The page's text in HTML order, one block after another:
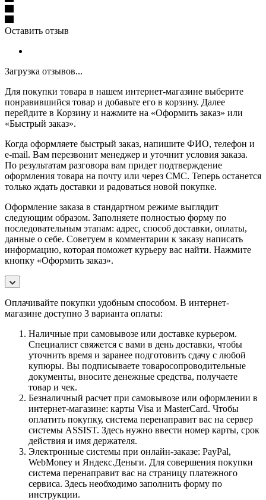
Оставить отзыв
Загрузка отзывов...
Для покупки товара в нашем интернет-магазине выберите
понравившийся товар и добавьте его в корзину. Далее
перейдите в Корзину и нажмите на «Оформить заказ» или
«Быстрый заказ».
Когда оформляете быстрый заказ, напишите ФИО, телефон и
e-mail. Вам перезвонит менеджер и уточнит условия заказа.
По результатам разговора вам придет подтверждение
оформления товара на почту или через СМС. Теперь останется
только ждать доставки и радоваться новой покупке.
Оформление заказа в стандартном режиме выглядит
следующим образом. Заполняете полностью форму по
последовательным этапам: адрес, способ доставки, оплаты,
данные о себе. Советуем в комментарии к заказу написать
информацию, которая поможет курьеру вас найти. Нажмите
кнопку «Оформить заказ».
Оплачивайте покупки удобным способом. В интернет-
магазине доступно 3 варианта оплаты:
Наличные при самовывозе или доставке курьером.
Специалист свяжется с вами в день доставки, чтобы
уточнить время и заранее подготовить сдачу с любой
купюры. Вы подписываете товаросопроводительные
документы, вносите денежные средства, получаете
товар и чек.
Безналичный расчет при самовывозе или оформлении в
интернет-магазине: карты Visa и MasterCard. Чтобы
оплатить покупку, система перенаправит вас на сервер
системы ASSIST. Здесь нужно ввести номер карты, срок
действия и имя держателя.
Электронные системы при онлайн-заказе: PayPal,
WebMoney и Яндекс.Деньги. Для совершения покупки
система перенаправит вас на страницу платежного
сервиса. Здесь необходимо заполнить форму по
инструкции.